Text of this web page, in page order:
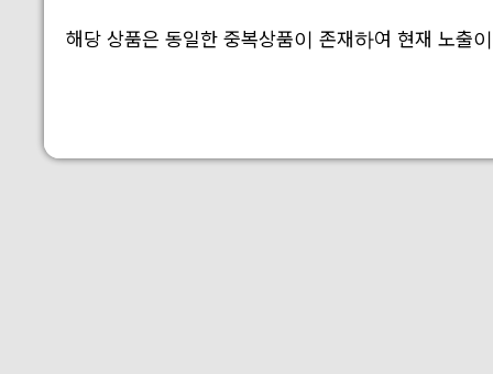
해당 상품은 동일한 중복상품이 존재하여 현재 노출